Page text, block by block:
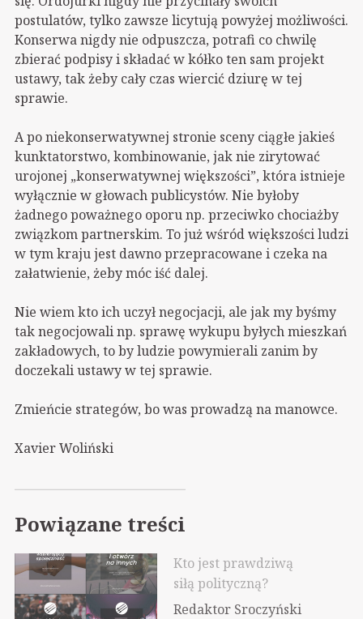
postulatów, tylko zawsze licytują powyżej możliwości.
Konserwa nigdy nie odpuszcza, potrafi co chwilę
zbierać podpisy i składać w kółko ten sam projekt
ustawy, tak żeby cały czas wiercić dziurę w tej
sprawie.
A po niekonserwatywnej stronie sceny ciągłe jakieś
kunktatorstwo, kombinowanie, jak nie zirytować
urojonej „konserwatywnej większości”, która istnieje
wyłącznie w głowach publicystów. Nie byłoby
żadnego poważnego oporu np. przeciwko chociażby
związkom partnerskim. To już wśród większości ludzi
w tym kraju jest dawno przepracowane i czeka na
załatwienie, żeby móc iść dalej.
Nie wiem kto ich uczył negocjacji, ale jak my byśmy
tak negocjowali np. sprawę wykupu byłych mieszkań
zakładowych, to by ludzie powymierali zanim by
doczekali ustawy w tej sprawie.
Zmieńcie strategów, bo was prowadzą na manowce.
Xavier Woliński
Powiązane treści
Kto jest prawdziwą
siłą polityczną?
Redaktor Sroczyński